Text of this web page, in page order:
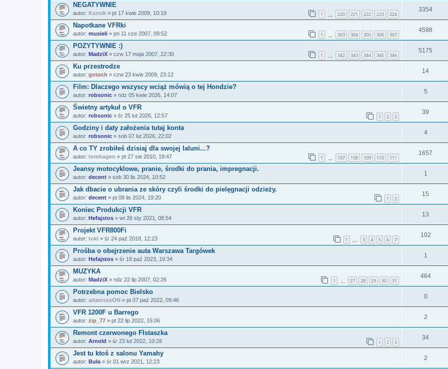
NEGATYWNIE
autor: Kornik » pt 17 kwie 2009, 10:19 1 220 221 222 223 224
3354
Napotkane VFRki
autor: musieli » pn 11 cze 2007, 09:52 1 303 304 305 306 307
4598
POZYTYWNIE :)
autor: MadziX » czw 17 maja 2007, 22:30 1 342 343 344 345 346
5175
Ku przestrodze
autor: gotoch » czw 23 kwie 2009, 23:12
14
Film: Dlaczego wszyscy wciąż mówią o tej Hondzie?
autor: robsonic » ndz 05 kwie 2026, 14:07
5
Świetny artykuł o VFR
autor: robsonic » śr 25 lut 2026, 12:57 1 2 3
39
Godziny i daty założenia tutaj konta
autor: robsonic » sob 07 lut 2026, 22:02
4
A co TY zrobiłeś dzisiaj dla swojej laluni...?
autor: tomhagen » pt 27 sie 2010, 19:47 1 107 108 109 110 111
1657
Jeansy motocyklowe, pranie, środki do prania, impregnacji.
autor: decent » sob 30 lis 2024, 10:52
1
Jak dbacie o ubrania ze skóry czyli środki do pielęgnacji odzieży.
autor: decent » pt 08 lis 2024, 19:20 1 2
15
Koniec Produkcji VFR
autor: Hefajstos » wt 26 sty 2021, 08:54
13
Projekt VFR800Fi
autor: tokl » śr 24 paź 2018, 12:23 1 3 4 5 6 7
102
Prośba o obejrzenie auta Warszawa Targówek
autor: Hefajstos » śr 18 paź 2023, 19:34
1
MUZYKA
autor: MadziX » ndz 22 lip 2007, 02:26 1 27 28 29 30 31
464
Potrzebna pomoc Bielsko
autor: adamsssON » pt 07 paź 2022, 09:46
0
VFR 1200F u Barrego
autor: zip_77 » pt 22 lip 2022, 15:06
2
Remont czerwonego FIstaszka
autor: Arnold » śr 23 lut 2022, 10:28 1 2 3
34
Jest tu ktoś z salonu Yamahy
autor: Buła » śr 01 wrz 2021, 12:23
2